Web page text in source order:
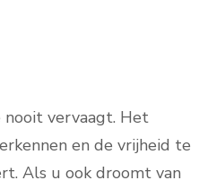
vervaagt. Het
en de vrijheid te
Als u ook droomt van